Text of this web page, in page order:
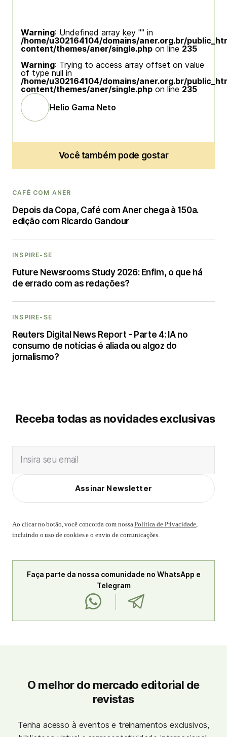
Warning: Undefined array key "" in
/home/u302164104/domains/aner.org.br/
content/themes/aner/single.php on line 235
Warning: Trying to access array offset on value
of type null in
/home/u302164104/domains/aner.org.br/
content/themes/aner/single.php on line 235
Helio Gama Neto
Você também pode gostar
CAFÉ COM ANER
Depois da Copa, Café com Aner chega à 150a.
edição com Ricardo Gandour
INSPIRE-SE
Future Newsrooms Study 2026: Enfim, o que há
de errado com as redações?
INSPIRE-SE
Reuters Digital News Report - Parte 4: IA no
consumo de notícias é aliada ou algoz do
jornalismo?
Receba todas as novidades exclusivas
Insira seu email
Assinar Newsletter
Ao clicar no botão, você concorda com nossaPolítica de Privacidade,
incluindo o uso de cookies e o envio de comunicações.
Faça parte da nossa comunidade no WhatsApp e
Telegram
O melhor do mercado editorial de
revistas
Tenha acesso à eventos e treinamentos exclusivos,